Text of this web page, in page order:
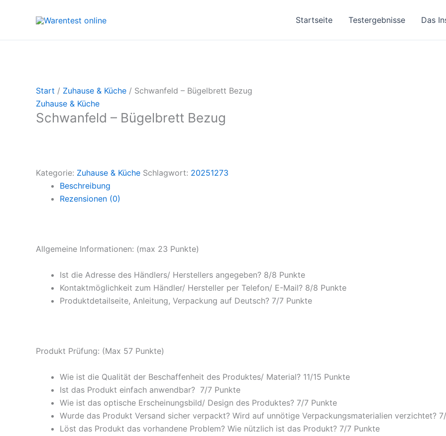
Startseite Testergebnisse Das
Start / Zuhause & Küche / Schwanfeld – Bügelbrett Bezug
Zuhause & Küche
Schwanfeld – Bügelbrett Bezug
Kategorie: Zuhause & Küche Schlagwort: 20251273
Beschreibung
Rezensionen (0)
Allgemeine Informationen: (max 23 Punkte)
Ist die Adresse des Händlers/ Herstellers angegeben? 8/8 Punkte
Kontaktmöglichkeit zum Händler/ Hersteller per Telefon/ E-Mail? 8/8 Punkte
Produktdetailseite, Anleitung, Verpackung auf Deutsch? 7/7 Punkte
Produkt Prüfung: (Max 57 Punkte)
Wie ist die Qualität der Beschaffenheit des Produktes/ Material? 11/15 Punkte
Ist das Produkt einfach anwendbar? 7/7 Punkte
Wie ist das optische Erscheinungsbild/ Design des Produktes? 7/7 Punkte
Wurde das Produkt Versand sicher verpackt? Wird auf unnötige Verpackungsmaterialien verzichtet? 7/
Löst das Produkt das vorhandene Problem? Wie nützlich ist das Produkt? 7/7 Punkte